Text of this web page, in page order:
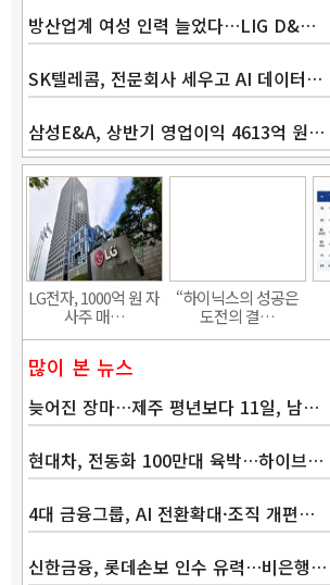
방산업계 여성 인력 늘었다…LIG D&…
SK텔레콤, 전문회사 세우고 AI 데이터…
삼성E&A, 상반기 영업이익 4613억 원…
LG전자, 1000억 원 자
사주 매…
“하이닉스의 성공은
도전의 결…
많이 본 뉴스
늦어진 장마…제주 평년보다 11일, 남…
현대차, 전동화 100만대 육박…하이브…
4대 금융그룹, AI 전환확대·조직 개편…
신한금융, 롯데손보 인수 유력…비은행…